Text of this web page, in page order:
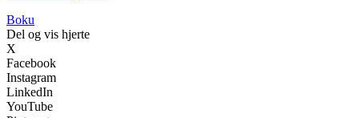
Boku
Del og vis hjerte
X
Facebook
Instagram
LinkedIn
YouTube